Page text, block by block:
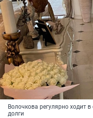
Волочкова регулярно ходит
долги